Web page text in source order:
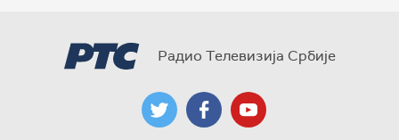
Радио Телевизија Србије